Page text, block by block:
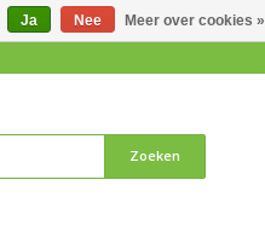
Zoeken
Ja Nee Meer over cookies »